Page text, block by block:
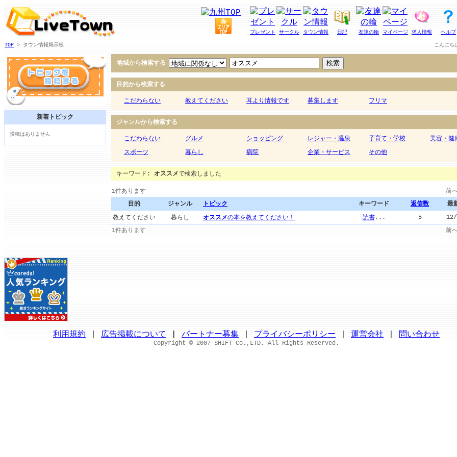
プレゼント サークル タウン情報 日記 友達の輪 マイページ 求人情報 ヘルプ
TOP > タウン情報掲示板 こんにち
新着トピック
投稿はありません
地域から検索する
目的から検索する
こだわらない 教えてください 耳より情報です 募集します フリマ
ジャンルから検索する
こだわらない グルメ ショッピング レジャー・温泉 子育て・学校
美容・健
スポーツ
暮らし 病院 企業・サービス その他
キーワード: オススメで検索しました
1件あります 前
目的
ジャンル トピック キーワード 返信数
最
教えてください
暮らし オススメの本を教えてください！ 読書... 5
1件あります 前
利用規約 広告掲載について パートナー募集 プライバシーポリシー 運営会社 問い合わせ
Copyright © 2007 SHIFT Co.,LTD. All Rights Reserved.